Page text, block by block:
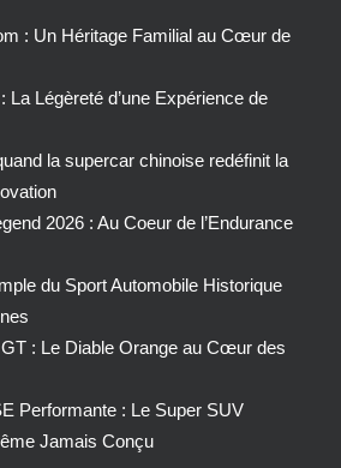
: Un Héritage Familial au Cœur de
La Légèreté d’une Expérience de
la supercar chinoise redéfinit la
2026 : Au Coeur de l’Endurance
du Sport Automobile Historique
: Le Diable Orange au Cœur des
Performante : Le Super SUV
Jamais Conçu